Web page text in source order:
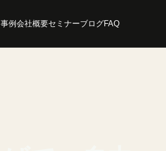
事例会社概要セミナーブログFAQ